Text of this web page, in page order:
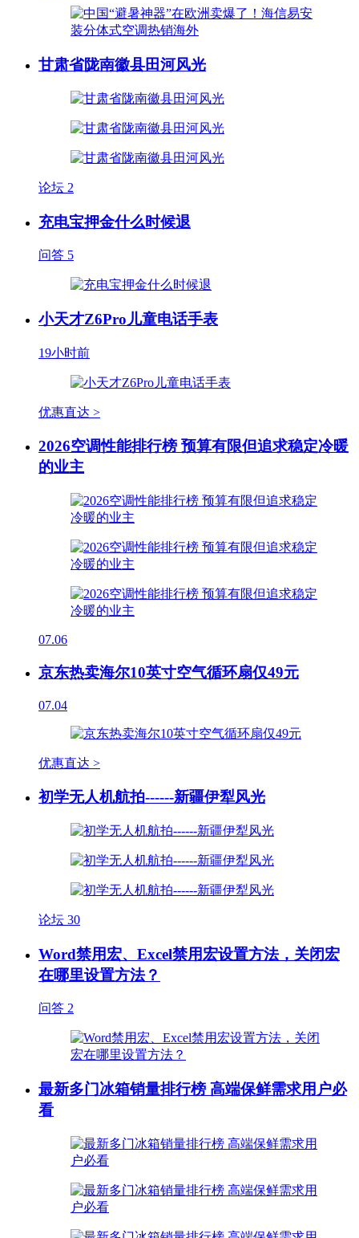
甘肃省陇南徽县田河风光
论坛 2
充电宝押金什么时候退
问答 5
小天才Z6Pro儿童电话手表
19小时前
优惠直达 >
2026空调性能排行榜 预算有限但追求稳定冷暖
的业主
07.06
京东热卖海尔10英寸空气循环扇仅49元
07.04
优惠直达 >
初学无人机航拍------新疆伊犁风光
论坛 30
Word禁用宏、Excel禁用宏设置方法，关闭宏
在哪里设置方法？
问答 2
最新多门冰箱销量排行榜 高端保鲜需求用户必
看